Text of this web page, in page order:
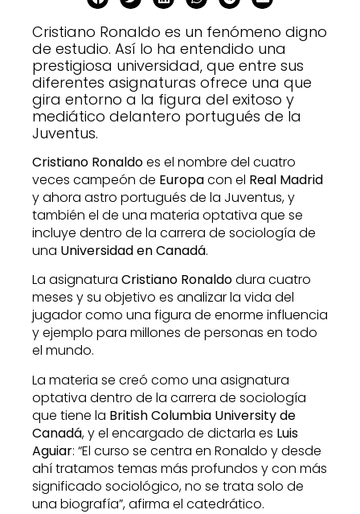
Cristiano Ronaldo es un fenómeno digno
de estudio. Así lo ha entendido una
prestigiosa universidad, que entre sus
diferentes asignaturas ofrece una que
gira entorno a la figura del exitoso y
mediático delantero portugués de la
Juventus.
Cristiano Ronaldoes el nombre del cuatro
veces campeón de Europacon el Real Madrid
y ahora astro portugués de la Juventus, y
también el de una materia optativa que se
incluye dentro de la carrera de sociología de
una Universidad en Canadá.
La asignatura Cristiano Ronaldodura cuatro
meses y su objetivo es analizar la vida del
jugador como una figura de enorme influencia
y ejemplo para millones de personas en todo
el mundo.
La materia se creó como una asignatura
optativa dentro de la carrera de sociología
que tiene la British Columbia University de
Canadá, y el encargado de dictarla es Luis
Aguiar: “El curso se centra en Ronaldo y desde
ahí tratamos temas más profundos y con más
significado sociológico, no se trata solo de
una biografía”, afirma el catedrático.